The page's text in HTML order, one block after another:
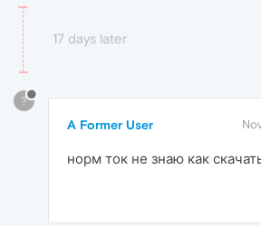
17 days later
?
A Former User
норм ток не знаю как